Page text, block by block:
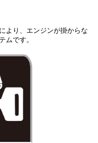
より、エンジンが掛からな
ムです。